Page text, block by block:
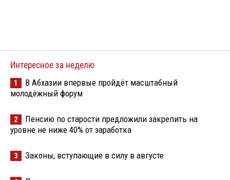
Интересное за неделю
1
В Абхазии впервые пройдёт масштабный
молодёжный форум
2
Пенсию по старости предложили закрепить на
уровне не ниже 40% от заработка
3 Законы, вступающие в силу в августе